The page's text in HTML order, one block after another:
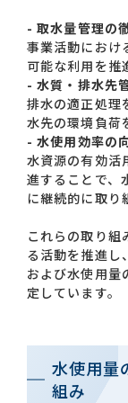
- 取水量管理の
事業活動におけ
可能な利用を推
- 水質・排水先
排水の適正処理
水先の環境負荷
- 水使用効率の
水資源の有効活
進することで、
に継続的に取り
これらの取り組
る活動を推進し
および水使用量
定しています。
水使用量
組み